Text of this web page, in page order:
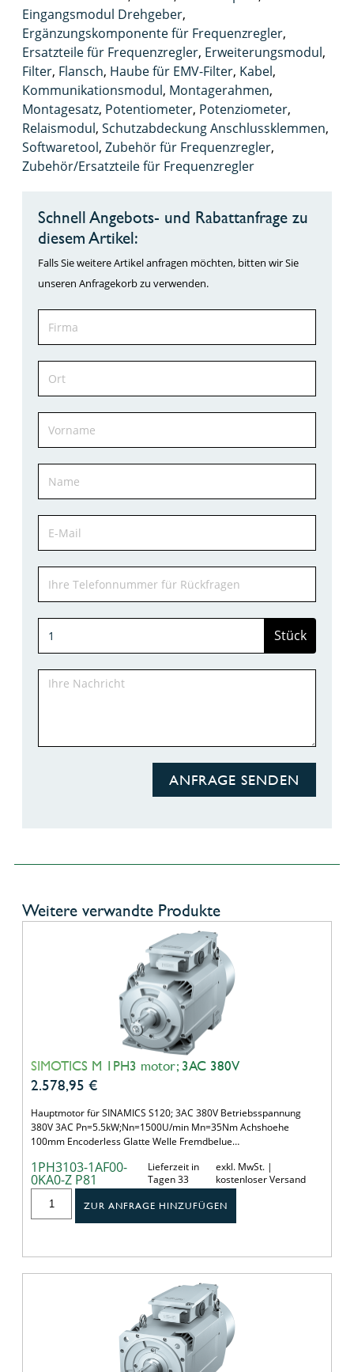
Eingangsmodul Drehgeber,
Ergänzungskomponente für Frequenzregler,
Ersatzteile für Frequenzregler, Erweiterungsmodul,
Filter, Flansch, Haube für EMV-Filter, Kabel,
Kommunikationsmodul, Montagerahmen,
Montagesatz, Potentiometer, Potenziometer,
Relaismodul, Schutzabdeckung Anschlussklemmen,
Softwaretool, Zubehör für Frequenzregler,
Zubehör/Ersatzteile für Frequenzregler
Schnell Angebots- und Rabattanfrage zu
diesem Artikel:
Falls Sie weitere Artikel anfragen möchten, bitten wir Sie
unseren Anfragekorb zu verwenden.
Stück
ANFRAGE SENDEN
Weitere verwandte Produkte
SIMOTICS M 1PH3 motor; 3AC 380V
2.578,95 €
Hauptmotor für SINAMICS S120; 3AC 380V Betriebsspannung
380V 3AC Pn=5.5kW;Nn=1500U/min Mn=35Nm Achshoehe
100mm Encoderless Glatte Welle Fremdbelue…
1PH3103-1AF00-
0KA0-Z P81
Lieferzeit in
Tagen 33
exkl. MwSt. |
kostenloser Versand
ZUR ANFRAGE HINZUFÜGEN